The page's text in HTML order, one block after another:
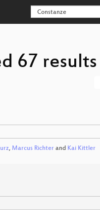
67 results
, Marcus Richter and Kai Kittler